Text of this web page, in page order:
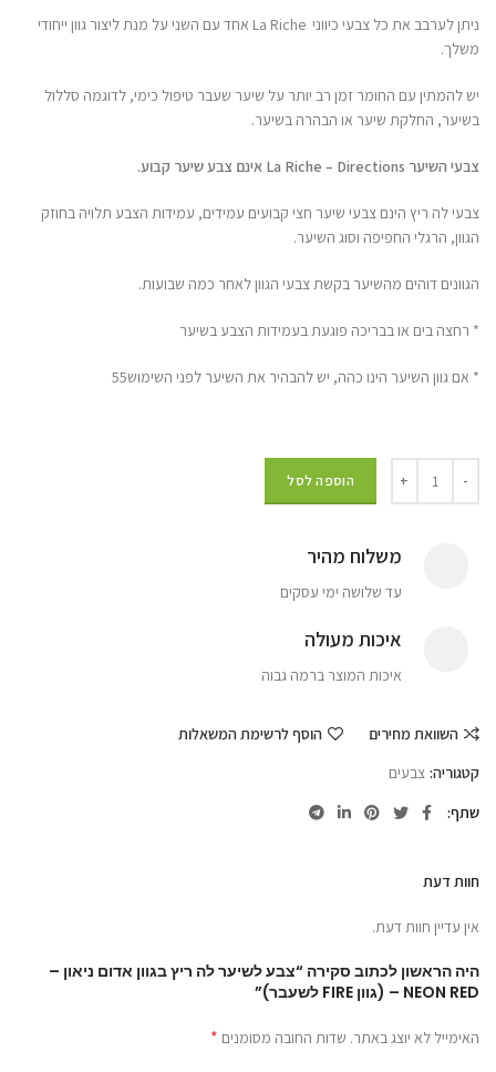
ניתן לערבב את כל צבעי כיווני La Riche אחד עם השני על מנת ליצור גוון ייחודי
משלך.
יש להמתין עם החומר זמן רב יותר על שיער שעבר טיפול כימי, לדוגמה סללול
בשיער, החלקת שיער או הבהרה בשיער.
צבעי השיער La Riche – Directions אינם צבע שיער קבוע.
צבעי לה ריץ הינם צבעי שיער חצי קבועים עמידים, עמידות הצבע תלויה בחוזק
הגוון, הרגלי החפיפה וסוג השיער.
הגוונים דוהים מהשיער בקשת צבעי הגוון לאחר כמה שבועות.
* רחצה בים או בבריכה פוגעת בעמידות הצבע בשיער
* אם גוון השיער הינו כהה, יש להבהיר את השיער לפני השימוש55
הוספה לסל
משלוח מהיר
עד שלושה ימי עסקים
איכות מעולה
איכות המוצר ברמה גבוה
השוואת מחירים
הוסף לרשימת המשאלות
קטגוריה: צבעים
שתף
חוות דעת
אין עדיין חוות דעת.
היה הראשון לכתוב סקירה “צבע לשיער לה ריץ בגוון אדום ניאון –
NEON RED – (גוון FIRE לשעבר)”
האימייל לא יוצג באתר. שדות החובה מסומנים *